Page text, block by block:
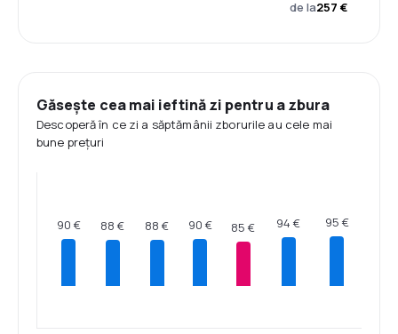
de la257 €
Găsește cea mai ieftină zi pentru a zbura
Descoperă în ce zi a săptămânii zborurile au cele mai
bune prețuri
90 € 88 € 88 € 90 € 85 € 94 € 95 €